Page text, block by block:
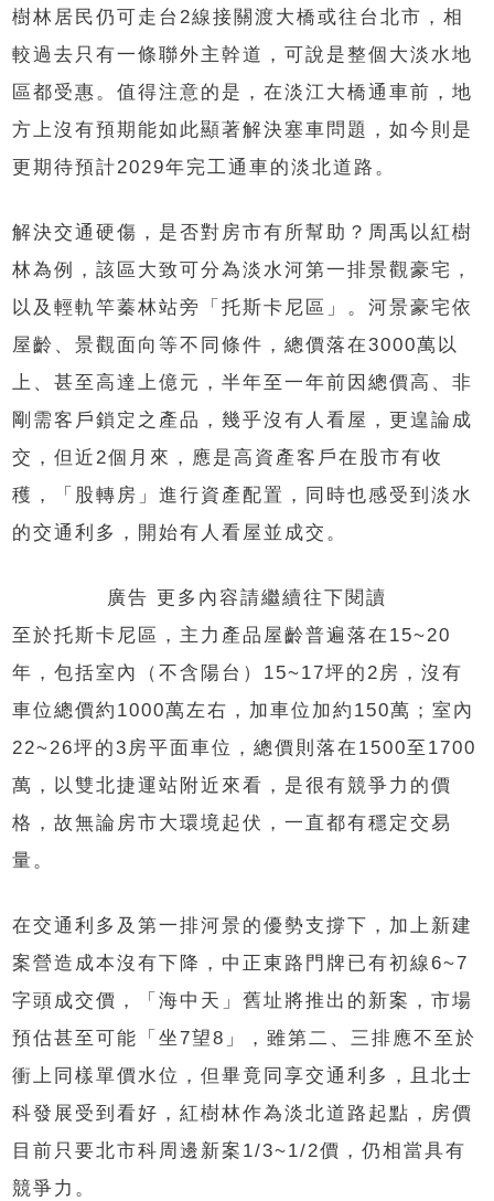
樹林居民仍可走台2線接關渡大橋或往台北市，相
較過去只有一條聯外主幹道，可說是整個大淡水地
區都受惠。值得注意的是，在淡江大橋通車前，地
方上沒有預期能如此顯著解決塞車問題，如今則是
更期待預計2029年完工通車的淡北道路。
解決交通硬傷，是否對房市有所幫助？周禹以紅樹
林為例，該區大致可分為淡水河第一排景觀豪宅，
以及輕軌竿蓁林站旁「托斯卡尼區」。河景豪宅依
屋齡、景觀面向等不同條件，總價落在3000萬以
上、甚至高達上億元，半年至一年前因總價高、非
剛需客戶鎖定之產品，幾乎沒有人看屋，更遑論成
交，但近2個月來，應是高資產客戶在股市有收
穫，「股轉房」進行資產配置，同時也感受到淡水
的交通利多，開始有人看屋並成交。
廣告 更多內容請繼續往下閱讀
至於托斯卡尼區，主力產品屋齡普遍落在15~20
年，包括室內（不含陽台）15~17坪的2房，沒有
車位總價約1000萬左右，加車位加約150萬；室內
22~26坪的3房平面車位，總價則落在1500至1700
萬，以雙北捷運站附近來看，是很有競爭力的價
格，故無論房市大環境起伏，一直都有穩定交易
量。
在交通利多及第一排河景的優勢支撐下，加上新建
案營造成本沒有下降，中正東路門牌已有初線6~7
字頭成交價，「海中天」舊址將推出的新案，市場
預估甚至可能「坐7望8」，雖第二、三排應不至於
衝上同樣單價水位，但畢竟同享交通利多，且北士
科發展受到看好，紅樹林作為淡北道路起點，房價
目前只要北市科周邊新案1/3~1/2價，仍相當具有
競爭力。